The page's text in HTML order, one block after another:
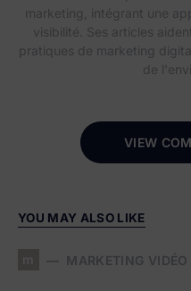
marketing, intégrant une
visibilité. Ses articles
pratiques de marketing
de
VIEW
YOU MAY ALSO LIKE
MARKETING VIDÉO